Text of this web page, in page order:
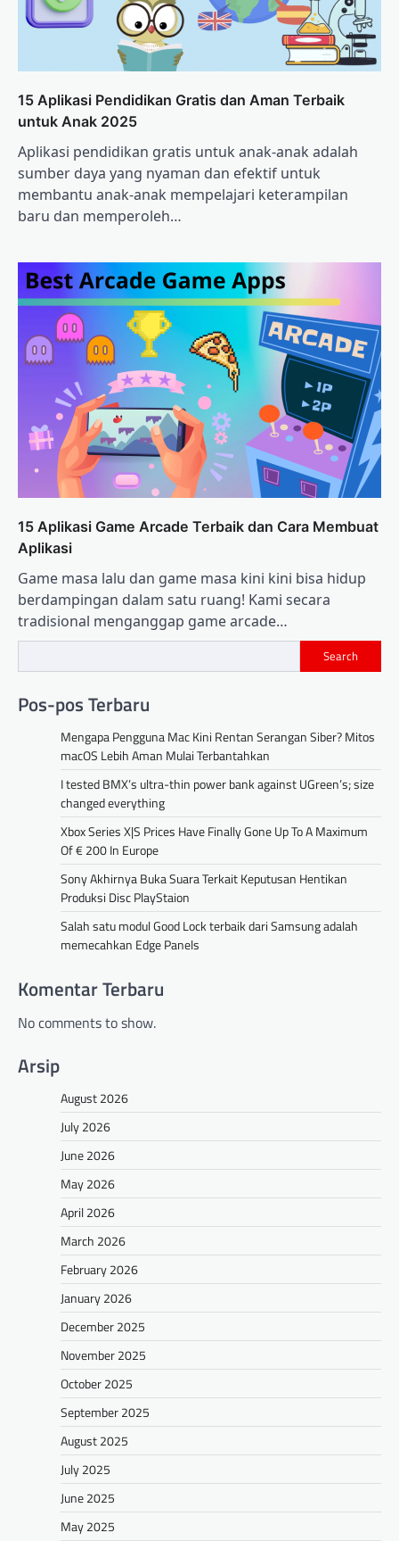
15 Aplikasi Pendidikan Gratis dan Aman Terbaik
untuk Anak 2025
Aplikasi pendidikan gratis untuk anak-anak adalah
sumber daya yang nyaman dan efektif untuk
membantu anak-anak mempelajari keterampilan
baru dan memperoleh…
15 Aplikasi Game Arcade Terbaik dan Cara Membuat
Aplikasi
Game masa lalu dan game masa kini kini bisa hidup
berdampingan dalam satu ruang! Kami secara
tradisional menganggap game arcade…
Search
Pos-pos Terbaru
Mengapa Pengguna Mac Kini Rentan Serangan Siber? Mitos
macOS Lebih Aman Mulai Terbantahkan
I tested BMX’s ultra-thin power bank against UGreen’s; size
changed everything
Xbox Series X|S Prices Have Finally Gone Up To A Maximum
Of € 200 In Europe
Sony Akhirnya Buka Suara Terkait Keputusan Hentikan
Produksi Disc PlayStaion
Salah satu modul Good Lock terbaik dari Samsung adalah
memecahkan Edge Panels
Komentar Terbaru
No comments to show.
Arsip
August 2026
July 2026
June 2026
May 2026
April 2026
March 2026
February 2026
January 2026
December 2025
November 2025
October 2025
September 2025
August 2025
July 2025
June 2025
May 2025